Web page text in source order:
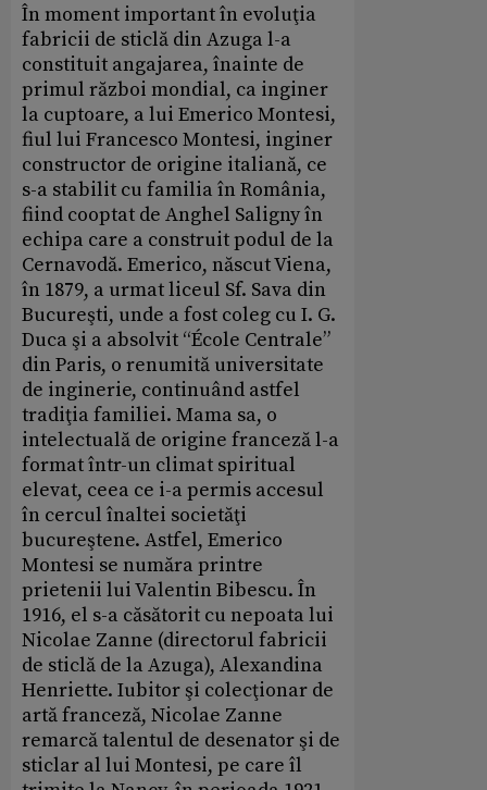
În moment important în evoluţia
fabricii de sticlă din Azuga l-a
constituit angajarea, înainte de
primul război mondial, ca inginer
la cuptoare, a lui Emerico Montesi,
fiul lui Francesco Montesi, inginer
constructor de origine italiană, ce
s-a stabilit cu familia în România,
fiind cooptat de Anghel Saligny în
echipa care a construit podul de la
Cernavodă. Emerico, născut Viena,
în 1879, a urmat liceul Sf. Sava din
Bucureşti, unde a fost coleg cu I. G.
Duca şi a absolvit “École Centrale”
din Paris, o renumită universitate
de inginerie, continuând astfel
tradiţia familiei. Mama sa, o
intelectuală de origine franceză l-a
format într-un climat spiritual
elevat, ceea ce i-a permis accesul
în cercul înaltei societăţi
bucureştene. Astfel, Emerico
Montesi se număra printre
prietenii lui Valentin Bibescu. În
1916, el s-a căsătorit cu nepoata lui
Nicolae Zanne (directorul fabricii
de sticlă de la Azuga), Alexandina
Henriette. Iubitor şi colecţionar de
artă franceză, Nicolae Zanne
remarcă talentul de desenator şi de
sticlar al lui Montesi, pe care îl